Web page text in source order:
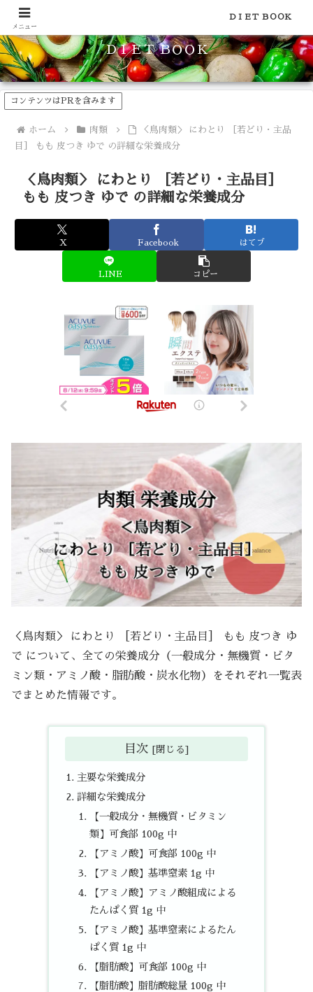
食品のカロリーや糖質などの栄養素がわかる！健康やダイエットに
ＤＩＥＴ ＢＯＯＫ
コンテンツはPRを含みます
ホーム 肉類
＜鳥肉類＞ にわとり ［若どり・主品
目］ もも 皮つき ゆで の詳細な栄養成分
＜鳥肉類＞ にわとり ［若どり・主品目］
もも 皮つき ゆで の詳細な栄養成分
X Facebook はてブ
LINE コピー
＜鳥肉類＞ にわとり ［若どり・主品目］ もも 皮つき ゆ
で について、全ての栄養成分（一般成分・無機質・ビタ
ミン類・アミノ酸・脂肪酸・炭水化物）をそれぞれ一覧表
でまとめた情報です。
目次
主要な栄養成分
詳細な栄養成分
【一般成分・無機質・ビタミン
類】可食部 100g 中
【アミノ酸】可食部 100g 中
【アミノ酸】基準窒素 1g 中
【アミノ酸】アミノ酸組成による
たんぱく質 1g 中
【アミノ酸】基準窒素によるたん
ぱく質 1g 中
【脂肪酸】可食部 100g 中
【脂肪酸】脂肪酸総量 100g 中
メニュー
ＤＩＥＴ ＢＯＯＫ